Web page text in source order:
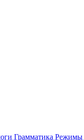
Грамматика Режимы